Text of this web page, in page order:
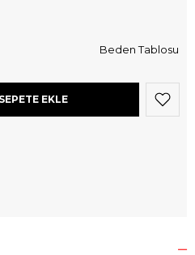
Beden Tablosu